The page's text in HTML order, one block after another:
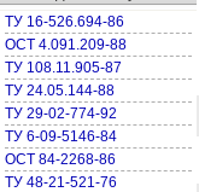
ТУ 16-526.694-86
ОСТ 4.091.209-88
ТУ 108.11.905-87
ТУ 24.05.144-88
ТУ 29-02-774-92
ТУ 6-09-5146-84
ОСТ 84-2268-86
ТУ 48-21-521-76